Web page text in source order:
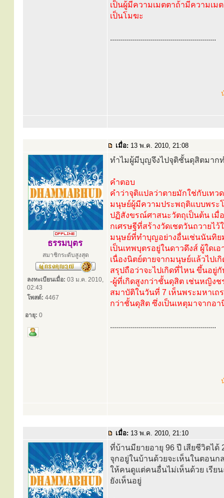
เป็นผู้มีความเมตตาถ้ามีความเม
เป็นโมฆะ
.....................................................
เมื่อ: 13 พ.ค. 2010, 21:08
ธรรมบุตร
สมาชิกระดับสูงสุด
ลงทะเบียนเมื่อ: 03 ม.ค. 2010,
02:43
โพสต์: 4467
อายุ: 0
ทำไมผู้มีบุญจึงไปจุติชั้นดุสิตมาก
คำตอบ
คำว่าจุติแปลว่าตายมักใช่กับเทว
มนุษย์ผู้มีความประพฤติแบบพระ
ปฏิสังขรณ์ศาสนะวัตถุเป็นต้น เมื่
กเศรษฐีที่สร้างวัดเชตวันถวายไ
มนุษย์ที่ทำบุญอย่างอื่นเช่นนันทิย
เป็นเทพบุตรอยู่ในดาวดึงส์ ผู้ใด
เนื่องนิตย์ตายจากมนุษย์แล้วไปเ
สรุปถือว่าจะไปเกิดที่ไหน ขึ้นอ
-ผู้ที่เกิดสูงกว่าชั้นดุสิต เช่นหญิงช
สมาบัติในวันที่ 7 เห็นพระมหาเถ
กว่าชั้นดุสิต ซึ่งเป็นเหตุมาจากอ
.....................................................
เมื่อ: 13 พ.ค. 2010, 21:10
ที่บ้านมียายอายุ 96 ปี เสียชีวิตไ
จุกอยู่ในบ้านด้วยจะเห็นในตอนก
ให้คนดูแต่คนอื่นไม่เห็นด้วย เรีย
ยังเห็นอยู่